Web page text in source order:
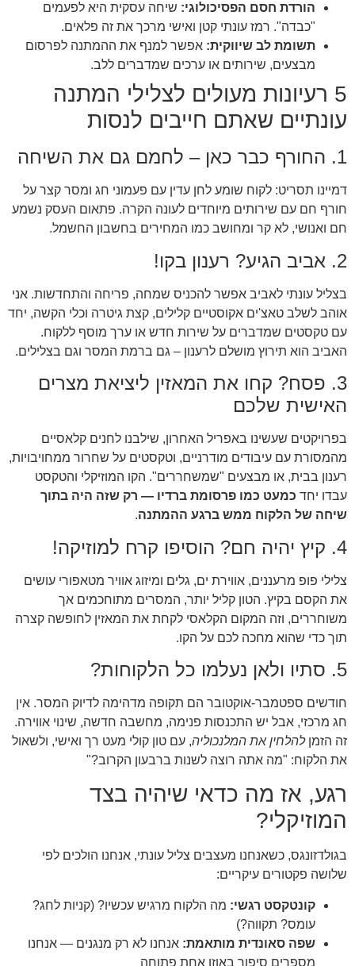
הורדת חסם הפסיכולוגי: שיחה עסקית היא לפעמים
"כבדה". רמז עונתי קטן ואישי מרכך את זה פלאים.
תשומת לב שיווקית: אפשר למנף את ההמתנה לפרסום
מבצעים, שירותים או ערכים שמדברים ללב.
5 רעיונות מעולים לצלילי המתנה
עונתיים שאתם חייבים לנסות
1. החורף כבר כאן – לחמם גם את השיחה
דמיינו תסריט: לקוח שומע לחן עדין עם פעמוני חג ומסר קצר על
חורף חם עם שירותים מיוחדים לעונה הקרה. פתאום העסק נשמע
חם ואנושי, לא קר ומחושב כמו המחירים בחשבון החשמל.
2. אביב הגיע? רענון בקו!
בצליל עונתי לאביב אפשר להכניס שמחה, פריחה והתחדשות. אני
אוהב לשלב טאצ'ים אקוסטיים קלילים, קצת גיטרה וכלי הקשה, יחד
עם טקסטים שמדברים על שירות חדש או ערך מוסף ללקוח.
האביב הוא תירוץ מושלם לרענון – גם ברמת המסר וגם בצלילים.
3. פסח? קחו את המאזין ליציאת מצרים
האישית שלכם
בפרויקטים שעשינו באפריל האחרון, שילבנו לחנים קלאסיים
מהמסורת עם עיבודים מודרניים, וטקסטים על שחרור ממחויבויות,
רענון בבית, או מבצעים "שמשחררים". הקו המוזיקלי והטקסט
עבדו יחד כמעט כמו פרסומת ברדיו — רק שזה היה בתוך
שיחה של הלקוח ממש ברגע ההמתנה.
4. קיץ יהיה חם? הוסיפו קרח למוזיקה!
צלילי פופ מרעננים, אווירת ים, גלים ומיזוג אוויר מטאפורי עושים
את הקסם בקיץ. הטון קליל יותר, המסרים מתוחכמים אך
משוחררים, וזה המקום הקלאסי לקחת את המאזין לחופשה קצרה
תוך כדי שהוא מחכה לכם על הקו.
5. סתיו ולאן נעלמו כל הלקוחות?
חודשים ספטמבר-אוקטובר הם תקופה מדהימה לדיוק המסר. אין
חג מרכזי, אבל יש התכנסות פנימה, מחשבה חדשה, שינוי אווירה.
זה הזמןלהלחין את המלנכוליה, עם טון קולי מעט רך ואישי, ולשאול
את הלקוח: "מה אתה רוצה לשנות ברבעון הקרוב?"
רגע, אז מה כדאי שיהיה בצד
המוזיקלי?
בגולדזונגס, כשאנחנו מעצבים צליל עונתי, אנחנו הולכים לפי
שלושה פקטורים עיקריים:
קונטקסט רגשי: מה הלקוח מרגיש עכשיו? (קניות לחג?
עומס? תקווה?)
שפה סאונדית מותאמת: אנחנו לא רק מנגנים — אנחנו
מספרים סיפור באוזן אחת פתוחה